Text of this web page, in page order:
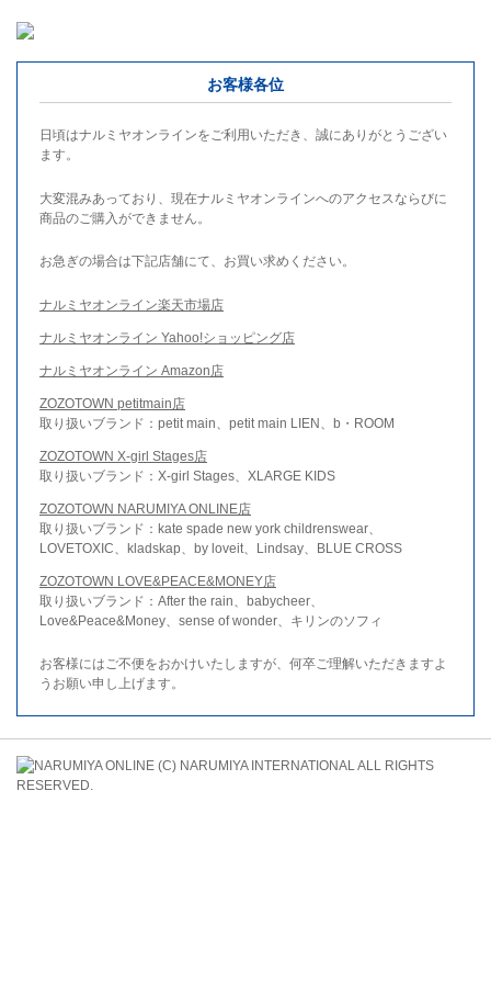
お客様各位
日頃はナルミヤオンラインをご利用いただき、誠にありがとうござい
ます。
大変混みあっており、現在ナルミヤオンラインへのアクセスならびに
商品のご購入ができません。
お急ぎの場合は下記店舗にて、お買い求めください。
ナルミヤオンライン楽天市場店
ナルミヤオンライン Yahoo!ショッピング店
ナルミヤオンライン Amazon店
ZOZOTOWN petitmain店
取り扱いブランド：petit main、petit main LIEN、b・ROOM
ZOZOTOWN X-girl Stages店
取り扱いブランド：X-girl Stages、XLARGE KIDS
ZOZOTOWN NARUMIYA ONLINE店
取り扱いブランド：kate spade new york childrenswear、
LOVETOXIC、kladskap、by loveit、Lindsay、BLUE CROSS
ZOZOTOWN LOVE&PEACE&MONEY店
取り扱いブランド：After the rain、babycheer、
Love&Peace&Money、sense of wonder、キリンのソフィ
お客様にはご不便をおかけいたしますが、何卒ご理解いただきますよ
うお願い申し上げます。